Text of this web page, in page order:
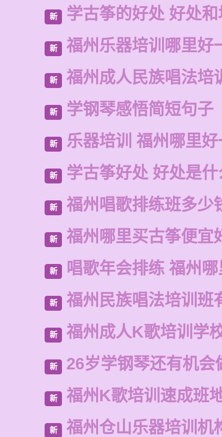
新 学古筝的好处 好处
新 福州乐器培训哪里好
新 福州成人民族唱法培
新 学钢琴感悟简短句子
新 乐器培训 福州哪里
新 学古筝好处 好处是什
新 福州唱歌排练班多少
新 福州哪里买古筝便宜
新 唱歌年会排练 福州
新 福州民族唱法培训班
新 福州成人K歌培训学
新 26岁学钢琴还有机会
新 福州K歌培训速成班
新 福州仓山乐器培训机